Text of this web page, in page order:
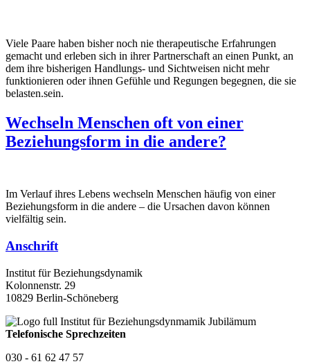
Viele Paare haben bisher noch nie therapeutische Erfahrungen
gemacht und erleben sich in ihrer Partnerschaft an einen Punkt, an
dem ihre bisherigen Handlungs- und Sichtweisen nicht mehr
funktionieren oder ihnen Gefühle und Regungen begegnen, die sie
belasten.sein.
Wechseln Menschen oft von einer
Beziehungsform in die andere?
Im Verlauf ihres Lebens wechseln Menschen häufig von einer
Beziehungsform in die andere – die Ursachen davon können
vielfältig sein.
Anschrift
Institut für Beziehungsdynamik
Kolonnenstr. 29
10829 Berlin-Schöneberg
Telefonische Sprechzeiten
030 - 61 62 47 57